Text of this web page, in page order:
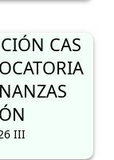
CAS
III